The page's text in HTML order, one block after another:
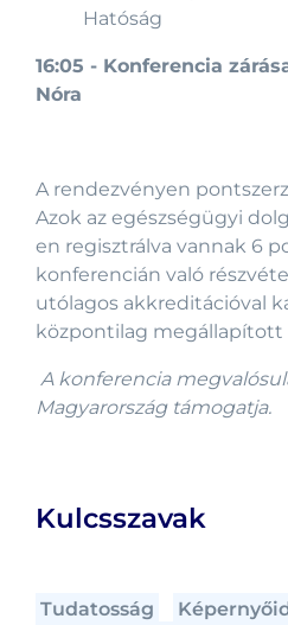
Hatóság
16:05 - Konferencia
Nóra
A rendezvényen
Azok az egészségügyi
en regisztrálva vannak 6
konferencián való
utólagos akkreditációval
központilag megállapított
A konferencia
Magyarország támogatja.
Kulcsszavak
Tudatosság